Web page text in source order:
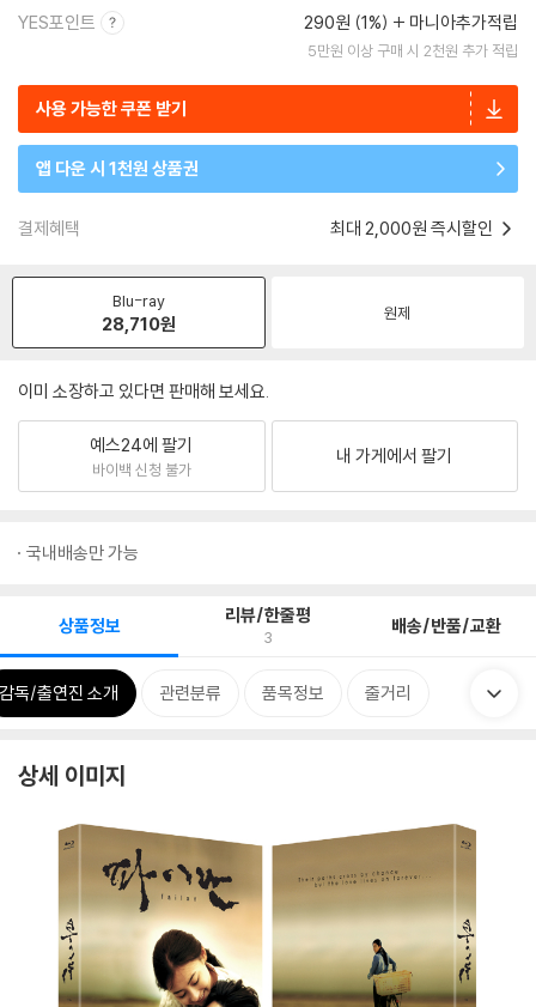
YES포인트 290원 (1%) 마니아추가적립
5만원 이상 구매 시 2천원 추가 적립
사용 가능한 쿠폰 받기
앱 다운 시 1천원 상품권
결제혜택 최대 2,000원 즉시할인
Blu-ray
28,710원 원제
이미 소장하고 있다면 판매해 보세요.
예스24에 팔기
바이백 신청 불가
내 가게에서 팔기
국내배송만 가능
상품정보 리뷰/한줄평
3 배송/반품/교환
감독/출연진 소개 관련분류 품목정보 줄거리
상세 이미지